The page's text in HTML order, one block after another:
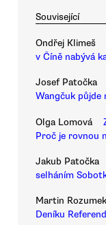
Související
Ondřej Klimeš
v Číně nabývá
Josef Patočka
Wangčuk půjde
Olga Lomová
Proč je rovnou
Jakub Patočka
selháním
Martin Rozumek
Deníku